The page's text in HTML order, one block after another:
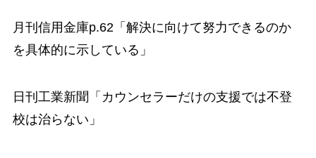
月刊信用金庫p.62「解決に向けて努力できるのか
を具体的に示している」
日刊工業新聞「カウンセラーだけの支援では不登
校は治らない」